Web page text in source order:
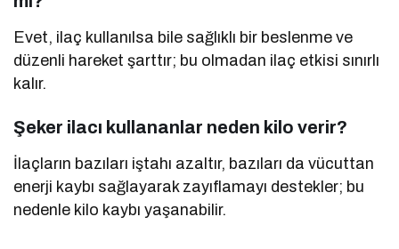
Evet, ilaç kullanılsa bile sağlıklı bir beslenme ve
düzenli hareket şarttır; bu olmadan ilaç etkisi sınırlı
kalır.
Şeker ilacı kullananlar neden kilo verir?
İlaçların bazıları iştahı azaltır, bazıları da vücuttan
enerji kaybı sağlayarak zayıflamayı destekler; bu
nedenle kilo kaybı yaşanabilir.